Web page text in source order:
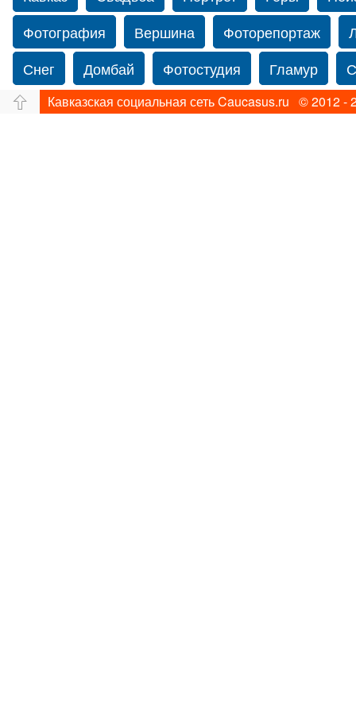
Фотография
Вершина Фоторепортаж
Снег
Домбай Фотостудия Гламур
Путешествие
Перевал Ущелье
Кавказская социальная сеть Caucasus.ru © 2012 -